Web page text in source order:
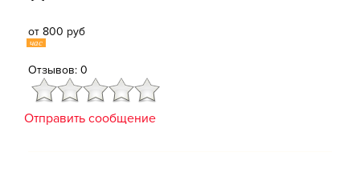
от 800 руб
час
Отзывов: 0
Отправить сообщение